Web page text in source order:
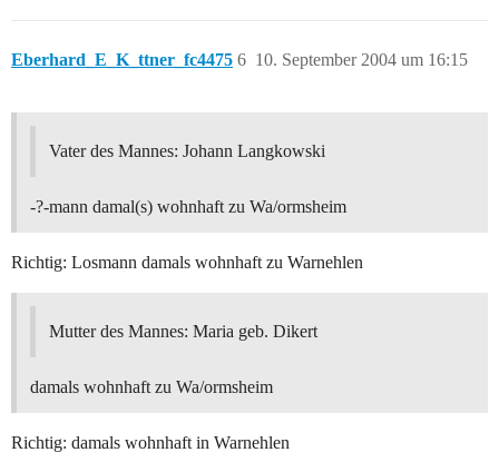
Eberhard_E_K_ttner_fc4475 10. September 2004 um 16:15
6
Vater des Mannes: Johann Langkowski
-?-mann damal(s) wohnhaft zu Wa/ormsheim
Richtig: Losmann damals wohnhaft zu Warnehlen
Mutter des Mannes: Maria geb. Dikert
damals wohnhaft zu Wa/ormsheim
Richtig: damals wohnhaft in Warnehlen